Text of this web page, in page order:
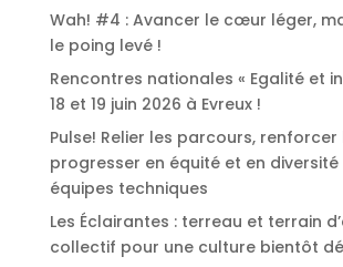
Wah! #4 : Avancer le cœur léger,
le poing levé !
Rencontres nationales « Egalité et
18 et 19 juin 2026 à Evreux !
Pulse! Relier les parcours, renforcer
progresser en équité et en diversité
équipes techniques
Les Éclairantes : terreau et terrain
collectif pour une culture bientôt